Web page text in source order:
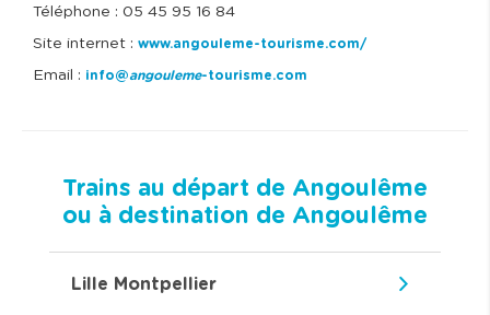
Téléphone : 05 45 95 16 84
Site internet : www.angouleme-tourisme.com/
Email : info@angouleme-tourisme.com
Trains au départ de Angoulême
ou à destination de Angoulême
Lille Montpellier